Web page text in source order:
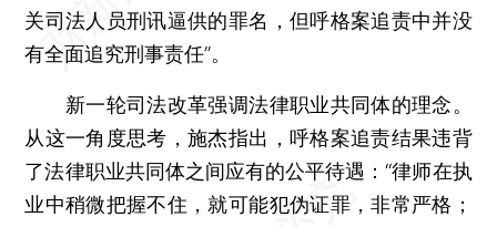
关司法人员刑讯逼供的罪名，但呼格案追责中并没
有全面追究刑事责任”。
新一轮司法改革强调法律职业共同体的理念。
从这一角度思考，施杰指出，呼格案追责结果违背
了法律职业共同体之间应有的公平待遇：“律师在执
业中稍微把握不住，就可能犯伪证罪，非常严格；